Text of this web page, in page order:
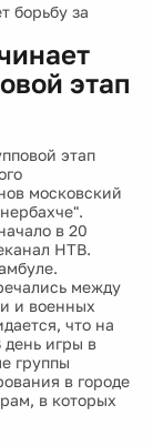
борьбу за
этап
этап
московский
в 20
НТВ.
между
и военных
что на
день игры в
группы
в городе
в которых